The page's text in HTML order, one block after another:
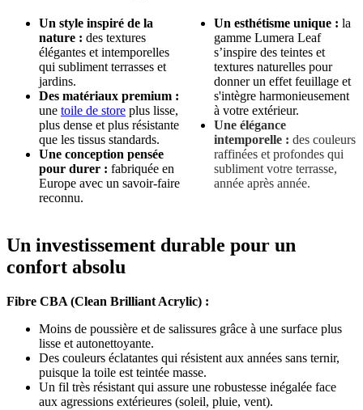
Un style inspiré de la
nature : des textures
élégantes et intemporelles
qui subliment terrasses et
jardins.
Des matériaux premium :
une toile de store plus lisse,
plus dense et plus résistante
que les tissus standards.
Une conception pensée
pour durer : fabriquée en
Europe avec un savoir-faire
reconnu.
Un esthétisme unique : la
gamme Lumera Leaf
s’inspire des teintes et
textures naturelles pour
donner un effet feuillage et
s'intègre harmonieusement
à votre extérieur.
Une élégance
intemporelle : des couleurs
raffinées et profondes qui
subliment votre terrasse,
année après année.
Un investissement durable pour un
confort absolu
Fibre CBA (Clean Brilliant Acrylic) :
Moins de poussière et de salissures grâce à une surface plus
lisse et autonettoyante.
Des couleurs éclatantes qui résistent aux années sans ternir,
puisque la toile est teintée masse.
Un fil très résistant qui assure une robustesse inégalée face
aux agressions extérieures (soleil, pluie, vent).